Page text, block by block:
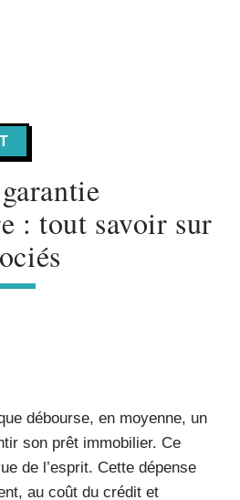
: tout savoir sur
débourse, en moyenne, un
son prêt immobilier. Ce
de l’esprit. Cette dépense
au coût du crédit et